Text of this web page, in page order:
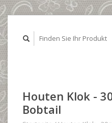
Houten Klok -
Bobtail